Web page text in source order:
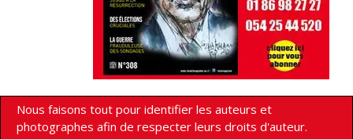
Nous faisons tout pour identifier les auteurs et
photographes afin de respecter leurs droits d'auteur.